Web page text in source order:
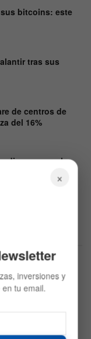
bitcoins: este
tras sus
de centros de
del 16%
disparan por la
×
inversiones y
tu email.